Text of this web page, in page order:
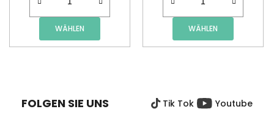
WÄHLEN WÄHLEN
FOLGEN SIE UNS Tik Tok Youtube